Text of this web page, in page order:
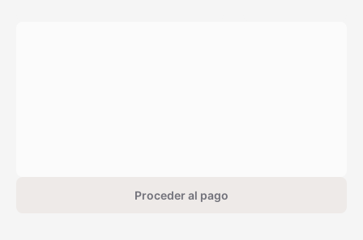
Proceder al pago